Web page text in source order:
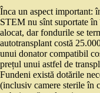
Înca un aspect important:
STEM nu sînt suportate
alocat, dar fondurile se
autotransplant costă
unui donator compatibil
prețul unui astfel de
Fundeni există dotările
(inclusiv camere sterile în